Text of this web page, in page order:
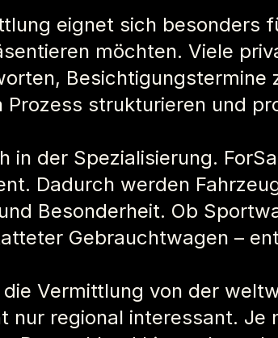
eignet sich besonders
möchten. Viele
Besichtigungstermine
Prozess strukturieren und
in der Spezialisierung.
Dadurch werden
Besonderheit. Ob
Gebrauchtwagen –
Vermittlung von der
nur regional interessant.